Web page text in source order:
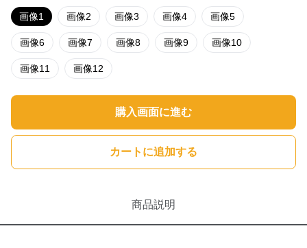
画像1 画像2 画像3 画像4 画像5
画像6 画像7 画像8 画像9 画像10
画像11 画像12
購入画面に進む
カートに追加する
商品説明